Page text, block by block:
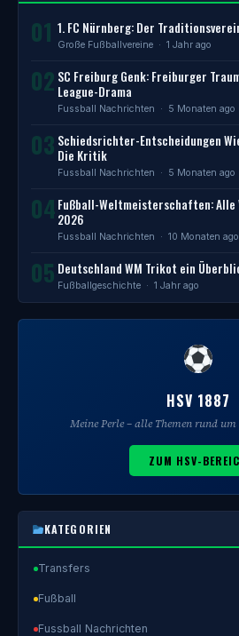
01 1. FC Nürnberg: Der
Große Fußballvereine · 1 Jahr ago
02 SC Freiburg Genk: Freiburger
League-Drama
Fussball Nachrichten · 5 Monaten ago
03 Schiedsrichter-Entscheidungen
Die Kritik
Fussball Nachrichten · 5 Monaten ago
04 Fußball-Weltmeisterschaften:
2026
Fussball Nachrichten · 10 Monaten ago
05 Deutschland WM Trikot ein
Fußballgeschichte · 1 Jahr ago
HSV 1887
Meine Perle – alle Themen rund
ZUM HSV-
KATEGORIEN
Transfers
Fußball
Fussball Nachrichten